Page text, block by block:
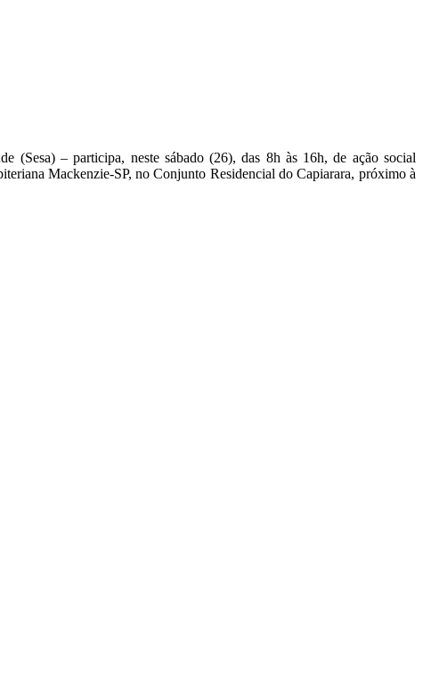
(Sesa) – participa, neste sábado (26), das 8h às 16h, de ação social
Mackenzie-SP, no Conjunto Residencial do Capiarara, próximo à